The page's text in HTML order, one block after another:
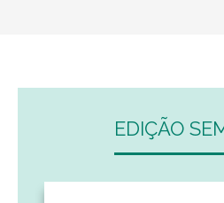
EDIÇÃO